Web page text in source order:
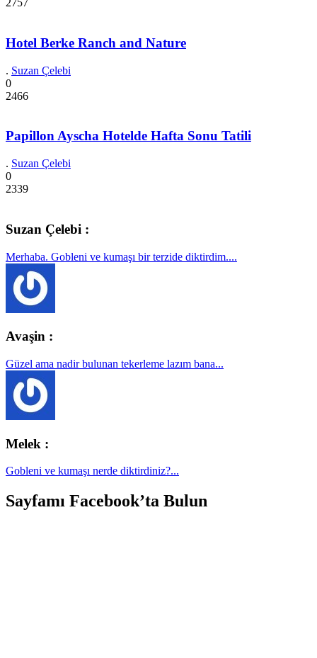
2757
Hotel Berke Ranch and Nature
. Suzan Çelebi
0
2466
Papillon Ayscha Hotelde Hafta Sonu Tatili
. Suzan Çelebi
0
2339
Suzan Çelebi :
Merhaba. Gobleni ve kumaşı bir terzide diktirdim....
Avaşin :
Güzel ama nadir bulunan tekerleme lazım bana...
Melek :
Gobleni ve kumaşı nerde diktirdiniz?...
Sayfamı Facebook’ta Bulun